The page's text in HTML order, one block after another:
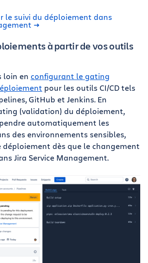
le suivi du déploiement dans
à partir de vos outils
loin en configurant le gating
pour les outils CI/CD tels
GitHub et Jenkins. En
(validation) du déploiement,
automatiquement les
des environnements sensibles,
déploiement dès que le changement
Jira Service Management.